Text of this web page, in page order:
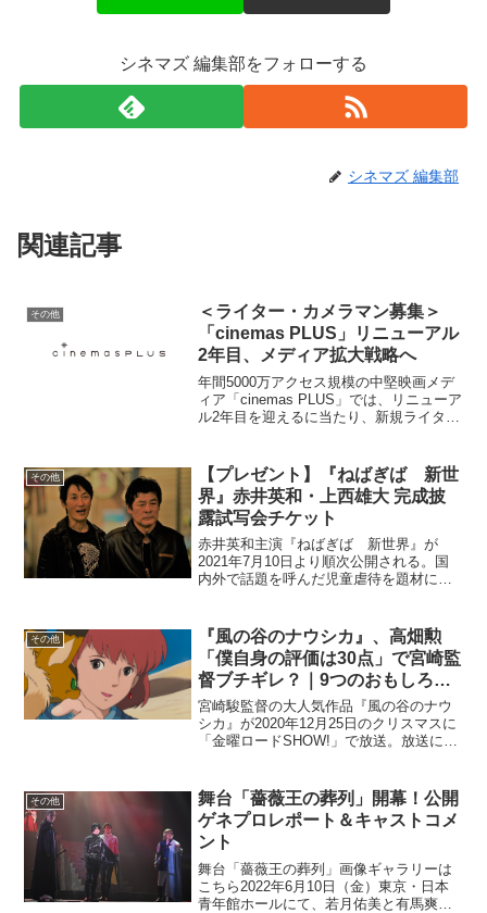
シネマズ 編集部をフォローする
シネマズ 編集部
関連記事
その他
＜ライター・カメラマン募集＞
「cinemas PLUS」リニューアル
2年目、メディア拡大戦略へ
年間5000万アクセス規模の中堅映画メデ
ィア「cinemas PLUS」では、リニューア
ル2年目を迎えるに当たり、新規ライタ
イン、ライターの大規模採用などを実施
し生...
その他
【プレゼント】『ねばぎば 新世
界』赤井英和・上西雄大 完成披
露試写会チケット
赤井英和主演『ねばぎば 新世界』が
2021年7月10日より順次公開される。国
内外で話題を呼んだ児童虐待を題材にし
大映映画、勝新太郎・田宮二郎の「悪
名」シリーズを彷彿とさ...
その他
『風の谷のナウシカ』、高畑勲
「僕自身の評価は30点」で宮崎監
督ブチギレ？｜9つのおもしろエ
ピソード
宮崎駿監督の大人気作品『風の谷のナウ
シカ』が2020年12月25日のクリスマスに
「金曜ロードSHOW!」で放送。放送に合
ナウシカ』のおもしろエピソードを10...
その他
舞台「薔薇王の葬列」開幕！公開
ゲネプロレポート＆キャストコメ
ント
舞台「薔薇王の葬列」画像ギャラリーは
こちら2022年6月10日（金）東京・日本
青年館ホールにて、若月佑美と有馬爽人